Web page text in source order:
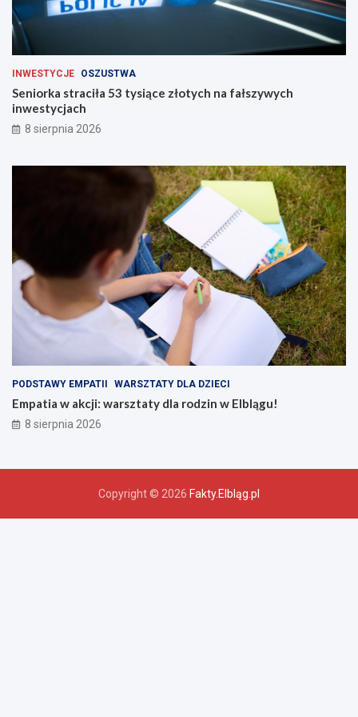
INWESTYCJE OSZUSTWA
Seniorka straciła 53 tysiące złotych na fałszywych
inwestycjach
8 sierpnia 2026
PODSTAWY EMPATII WARSZTATY DLA DZIECI
Empatia w akcji: warsztaty dla rodzin w Elblągu!
8 sierpnia 2026
Copyright © 2026 Fakty.Elbląg.pl